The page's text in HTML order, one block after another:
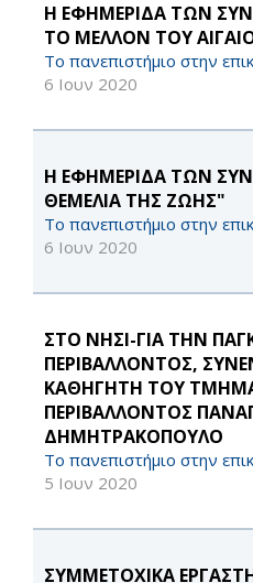
H ΕΦΗΜΕΡΙΔΑ ΤΩΝ
ΤΟ ΜΕΛΛΟΝ ΤΟΥ
Το πανεπιστήμιο στην
6 Ιουν 2020
H ΕΦΗΜΕΡΙΔΑ ΤΩΝ
ΘΕΜΕΛΙΑ ΤΗΣ ΖΩΗΣ"
Το πανεπιστήμιο στην
6 Ιουν 2020
ΣΤΟ ΝΗΣΙ-ΓΙΑ ΤΗΝ
ΠΕΡΙΒΑΛΛΟΝΤΟΣ,
ΚΑΘΗΓΗΤΗ ΤΟΥ
ΠΕΡΙΒΑΛΛΟΝΤΟΣ
ΔΗΜΗΤΡΑΚΟΠΟΥΛΟ
Το πανεπιστήμιο στην
5 Ιουν 2020
ΣΥΜΜΕΤΟΧΙΚΑ